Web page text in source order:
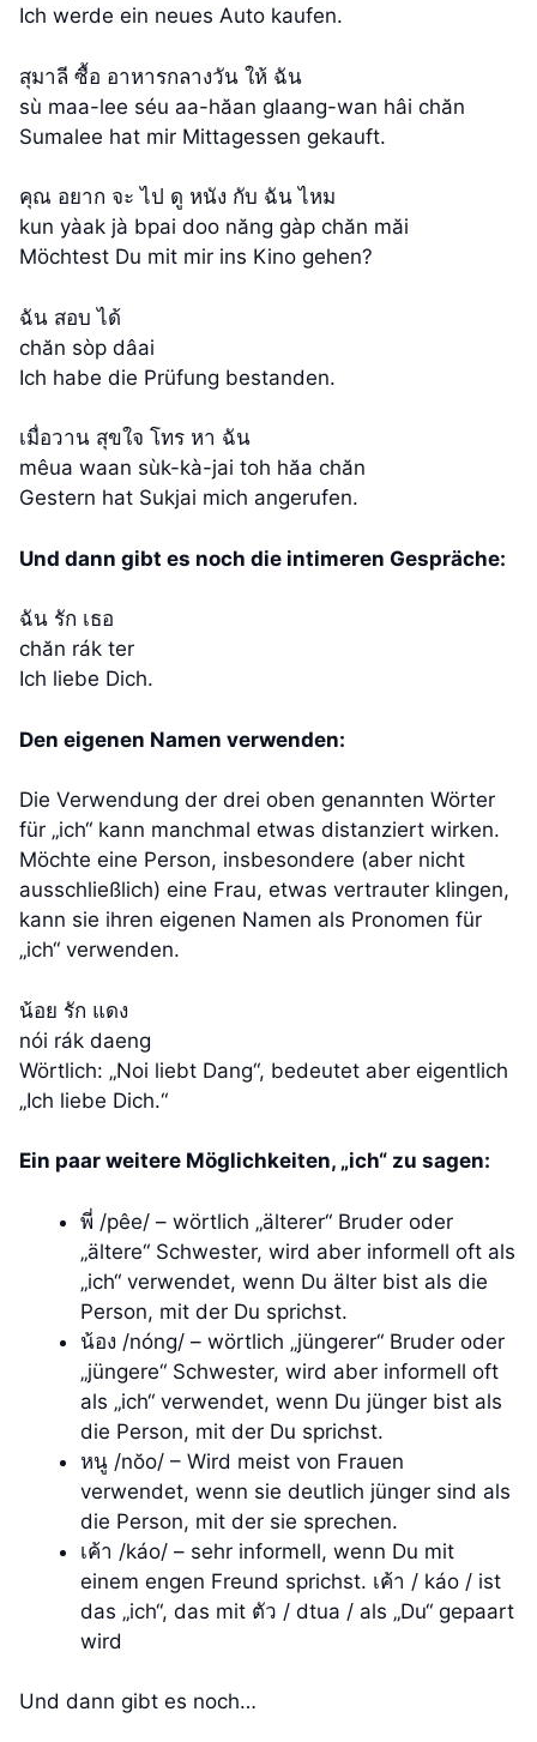
Ich werde ein neues Auto kaufen.
สุมาลี ซื้อ อาหารกลางวัน ให้ ฉัน
sù maa-lee séu aa-hăan glaang-wan hâi chăn
Sumalee hat mir Mittagessen gekauft.
คุณ อยาก จะ ไป ดู หนัง กับ ฉัน ไหม
kun yàak jà bpai doo năng gàp chăn măi
Möchtest Du mit mir ins Kino gehen?
ฉัน สอบ ได้
chăn sòp dâai
Ich habe die Prüfung bestanden.
เมื่อวาน สุขใจ โทร หา ฉัน
mêua waan sùk-kà-jai toh hăa chăn
Gestern hat Sukjai mich angerufen.
Und dann gibt es noch die intimeren Gespräche:
ฉัน รัก เธอ
chăn rák ter
Ich liebe Dich.
Den eigenen Namen verwenden:
Die Verwendung der drei oben genannten Wörter
für „ich“ kann manchmal etwas distanziert wirken.
Möchte eine Person, insbesondere (aber nicht
ausschließlich) eine Frau, etwas vertrauter klingen,
kann sie ihren eigenen Namen als Pronomen für
„ich“ verwenden.
น้อย รัก แดง
nói rák daeng
Wörtlich: „Noi liebt Dang“, bedeutet aber eigentlich
„Ich liebe Dich.“
Ein paar weitere Möglichkeiten, „ich“ zu sagen:
พี่ /pêe/ – wörtlich „älterer“ Bruder oder
„ältere“ Schwester, wird aber informell oft als
„ich“ verwendet, wenn Du älter bist als die
Person, mit der Du sprichst.
น้อง /nóng/ – wörtlich „jüngerer“ Bruder oder
„jüngere“ Schwester, wird aber informell oft
als „ich“ verwendet, wenn Du jünger bist als
die Person, mit der Du sprichst.
หนู /nŏo/ – Wird meist von Frauen
verwendet, wenn sie deutlich jünger sind als
die Person, mit der sie sprechen.
เค้า /káo/ – sehr informell, wenn Du mit
einem engen Freund sprichst. เค้า / káo / ist
das „ich“, das mit ตัว / dtua / als „Du“ gepaart
wird
Und dann gibt es noch…